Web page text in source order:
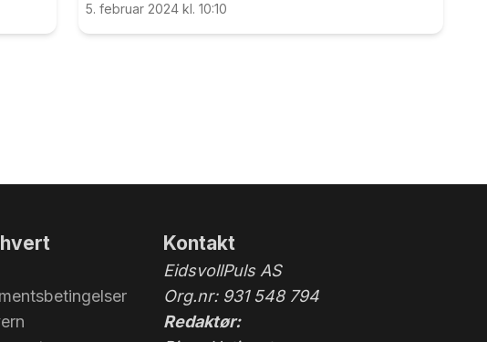
5. februar 2024 kl. 10:10
Kontakt
EidsvollPuls AS
Org.nr: 931 548 794
Redaktør: